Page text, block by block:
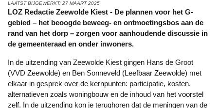
LAATST BIJGEWERKT: 27 MAART 2025
LOZ Redactie Zeewolde Kiest - De plannen voor het G-
gebied – het beoogde beweeg- en ontmoetingsbos aan de
rand van het dorp – zorgen voor aanhoudende discussie in
de gemeenteraad en onder inwoners.
In de uitzending van Zeewolde Kiest gingen Hans de Groot
(VVD Zeewolde) en Ben Sonneveld (Leefbaar Zeewolde) met
elkaar in gesprek over de kernpunten: participatie, kosten,
alternatieven zoals woningbouw en de inhoud van het voorstel
zelf. In de uitzending kon je terughoren dat de meningen van de